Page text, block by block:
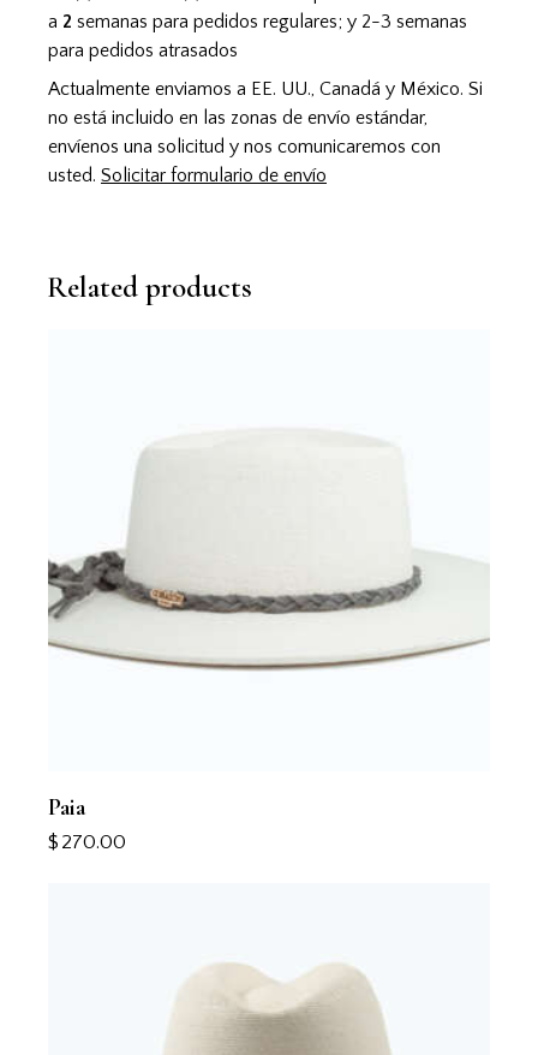
a 2 semanas para pedidos regulares; y 2-3 semanas
para pedidos atrasados
Actualmente enviamos a EE. UU., Canadá y México. Si
no está incluido en las zonas de envío estándar,
envíenos una solicitud y nos comunicaremos con
usted. Solicitar formulario de envío
Related products
Paia
$ 270.00